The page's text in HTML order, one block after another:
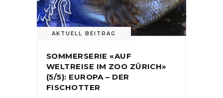
AKTUELL BEITRAG
SOMMERSERIE «AUF
WELTREISE IM ZOO ZÜRICH»
(5/5): EUROPA – DER
FISCHOTTER